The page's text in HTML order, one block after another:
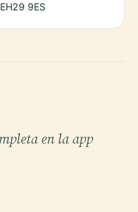
9ES
en la app